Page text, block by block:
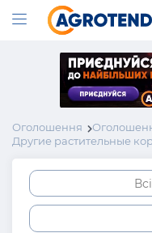
Оголошення
Другие растительные